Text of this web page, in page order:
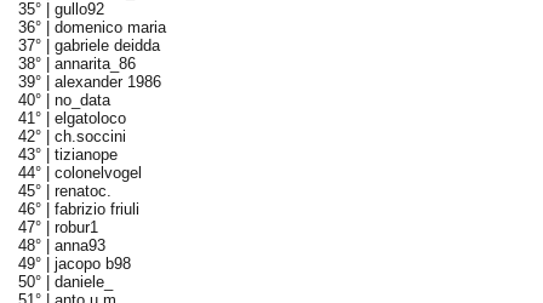
35° | gullo92
36° | domenico maria
37° | gabriele deidda
38° | annarita_86
39° | alexander 1986
40° | no_data
41° | elgatoloco
42° | ch.soccini
43° | tizianope
44° | colonelvogel
45° | renatoc.
46° | fabrizio friuli
47° | robur1
48° | anna93
49° | jacopo b98
50° | daniele_